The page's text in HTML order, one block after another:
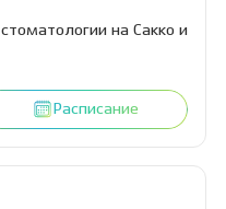
на Сакко и
Расписание